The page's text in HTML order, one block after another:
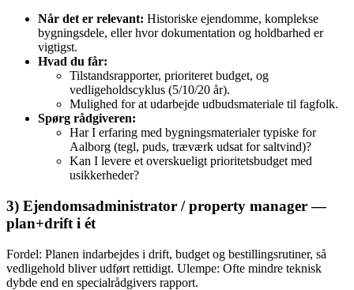
Når det er relevant: Historiske ejendomme, komplekse
bygningsdele, eller hvor dokumentation og holdbarhed er
vigtigst.
Hvad du får:
Tilstandsrapporter, prioriteret budget, og
vedligeholdscyklus (5/10/20 år).
Mulighed for at udarbejde udbudsmateriale til fagfolk.
Spørg rådgiveren:
Har I erfaring med bygningsmaterialer typiske for
Aalborg (tegl, puds, træværk udsat for saltvind)?
Kan I levere et overskueligt prioritetsbudget med
usikkerheder?
3) Ejendomsadministrator / property manager —
plan+drift i ét
Fordel: Planen indarbejdes i drift, budget og bestillingsrutiner, så
vedligehold bliver udført rettidigt. Ulempe: Ofte mindre teknisk
dybde end en specialrådgivers rapport.